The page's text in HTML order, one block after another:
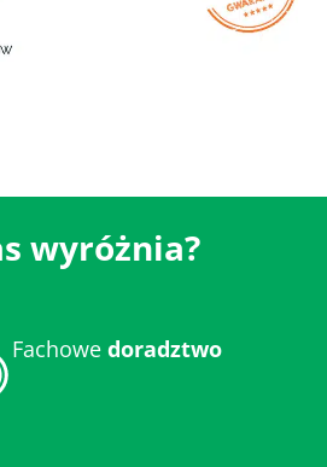
wyróżnia?
Fachowe doradztwo